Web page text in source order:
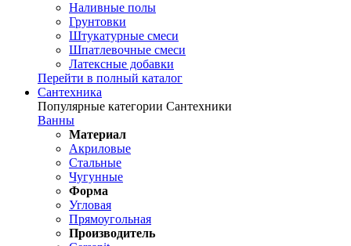
Наливные полы
Грунтовки
Штукатурные смеси
Шпатлевочные смеси
Латексные добавки
Перейти в полный каталог
Сантехника
Популярные категории Сантехники
Ванны
Материал
Акриловые
Стальные
Чугунные
Форма
Угловая
Прямоугольная
Производитель